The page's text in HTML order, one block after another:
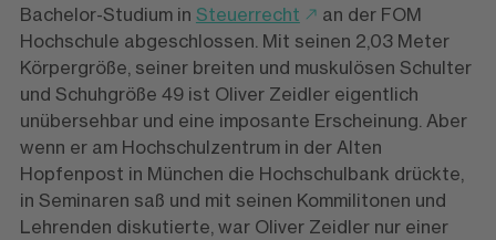
Bachelor-Studium in Steuerrecht
an der FOM
Hochschule abgeschlossen. Mit seinen 2,03 Meter
Körpergröße, seiner breiten und muskulösen Schulter
und Schuhgröße 49 ist Oliver Zeidler eigentlich
unübersehbar und eine imposante Erscheinung. Aber
wenn er am Hochschulzentrum in der Alten
Hopfenpost in München die Hochschulbank drückte,
in Seminaren saß und mit seinen Kommilitonen und
Lehrenden diskutierte, war ­Oliver Zeidler nur einer